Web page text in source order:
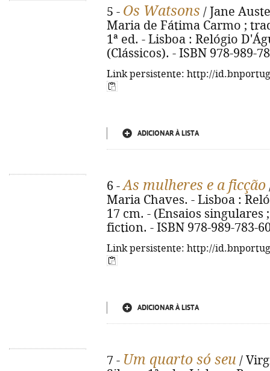
5 - Os Watsons / Jane
Maria de Fátima Carmo ;
1ª ed. - Lisboa : Relógio
(Clássicos). - ISBN 978-989-
Link persistente: http://
ADICIONAR À LISTA
6 -As mulheres e a ficção
Maria Chaves. - Lisboa :
17 cm. - (Ensaios
fiction. - ISBN 978-989-783-
Link persistente: http://
ADICIONAR À LISTA
7 - Um quarto só seu /